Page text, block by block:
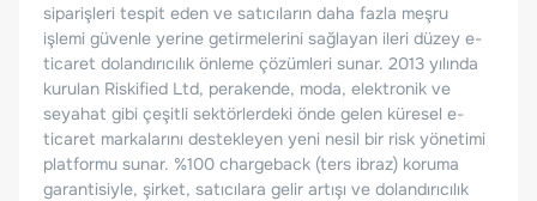
siparişleri tespit eden ve satıcıların daha fazla meşru
işlemi güvenle yerine getirmelerini sağlayan ileri düzey e-
ticaret dolandırıcılık önleme çözümleri sunar. 2013 yılında
kurulan Riskified Ltd, perakende, moda, elektronik ve
seyahat gibi çeşitli sektörlerdeki önde gelen küresel e-
ticaret markalarını destekleyen yeni nesil bir risk yönetimi
platformu sunar. %100 chargeback (ters ibraz) koruma
garantisiyle, şirket, satıcılara gelir artışı ve dolandırıcılık